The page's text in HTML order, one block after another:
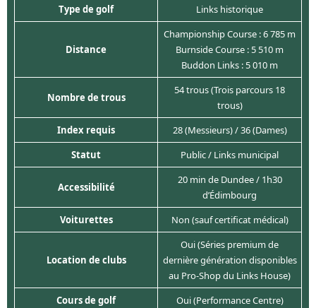
Type de golf
Links historique
Distance
Championship Course : 6 785 m
Burnside Course : 5 510 m
Buddon Links : 5 010 m
Nombre de trous
54 trous (Trois parcours 18
trous)
Index requis
28 (Messieurs) / 36 (Dames)
Statut
Public / Links municipal
Accessibilité
20 min de Dundee / 1h30
d’Édimbourg
Voiturettes
Non (sauf certificat médical)
Location de clubs
Oui (Séries premium de
dernière génération disponibles
au Pro-Shop du Links House)
Cours de golf
Oui (Performance Centre)